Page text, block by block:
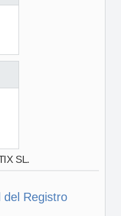
SL.
del Registro